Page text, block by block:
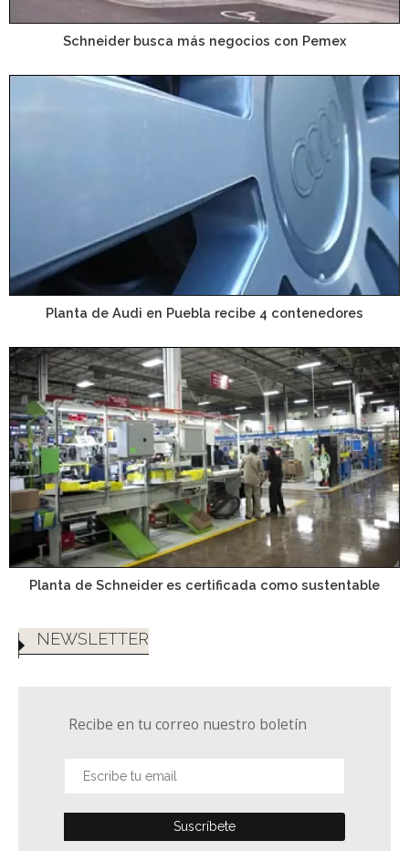
Schneider busca más negocios con Pemex
Planta de Audi en Puebla recibe 4 contenedores
Planta de Schneider es certificada como sustentable
NEWSLETTER
Recibe en tu correo nuestro boletín